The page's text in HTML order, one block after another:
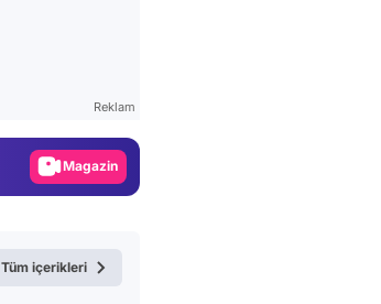
Reklam
Magazin
Tüm içerikleri